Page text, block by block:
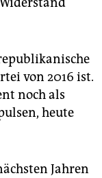
von 2016 ist.
noch als
heute
Jahren